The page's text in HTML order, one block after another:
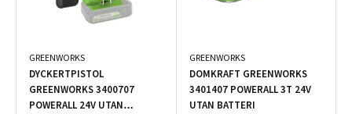
GREENWORKS
DYCKERTPISTOL
GREENWORKS 3400707
POWERALL 24V UTAN
GREENWORKS
DOMKRAFT GREENWORKS
3401407 POWERALL 3T 24V
UTAN BATTERI